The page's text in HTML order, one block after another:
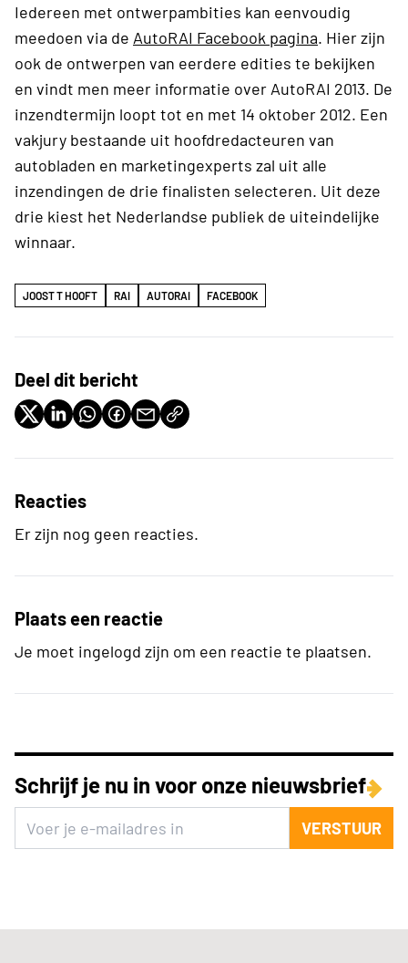
Iedereen met ontwerpambities kan eenvoudig
meedoen via de AutoRAI Facebook pagina. Hier zijn
ook de ontwerpen van eerdere edities te bekijken
en vindt men meer informatie over AutoRAI 2013. De
inzendtermijn loopt tot en met 14 oktober 2012. Een
vakjury bestaande uit hoofdredacteuren van
autobladen en marketingexperts zal uit alle
inzendingen de drie finalisten selecteren. Uit deze
drie kiest het Nederlandse publiek de uiteindelijke
winnaar.
JOOST T HOOFT RAI AUTORAI FACEBOOK
Deel dit bericht
Reacties
Er zijn nog geen reacties.
Plaats een reactie
Je moet ingelogd zijn om een reactie te plaatsen.
Schrijf je nu in voor onze nieuwsbrief
VERSTUUR